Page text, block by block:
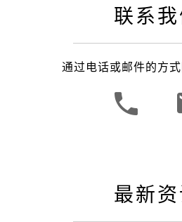
联系我
通过电话或邮件的方
最新资